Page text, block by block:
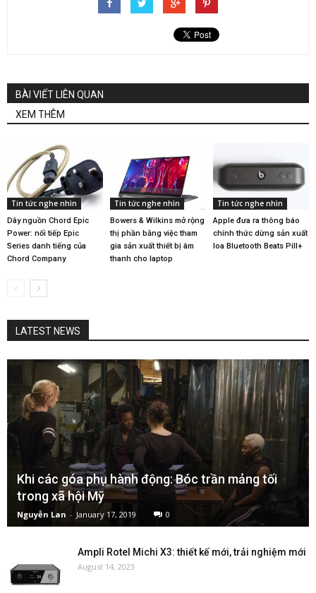
BÀI VIẾT LIÊN QUAN
XEM THÊM
Tin tức nghe nhìn
Dây nguồn Chord Epic
Power: nối tiếp Epic
Series danh tiếng của
Chord Company
Tin tức nghe nhìn
Bowers & Wilkins mở rộng
thị phần bằng việc tham
gia sản xuất thiết bị âm
thanh cho laptop
Tin tức nghe nhìn
Apple đưa ra thông báo
chính thức dừng sản xuất
loa Bluetooth Beats Pill+
LATEST NEWS
Khi các góa phụ hành động: Bóc trần mảng tối
trong xã hội Mỹ
Nguyễn Lan - January 17, 2019 0
Ampli Rotel Michi X3: thiết kế mới, trải nghiệm mới
August 14, 2023